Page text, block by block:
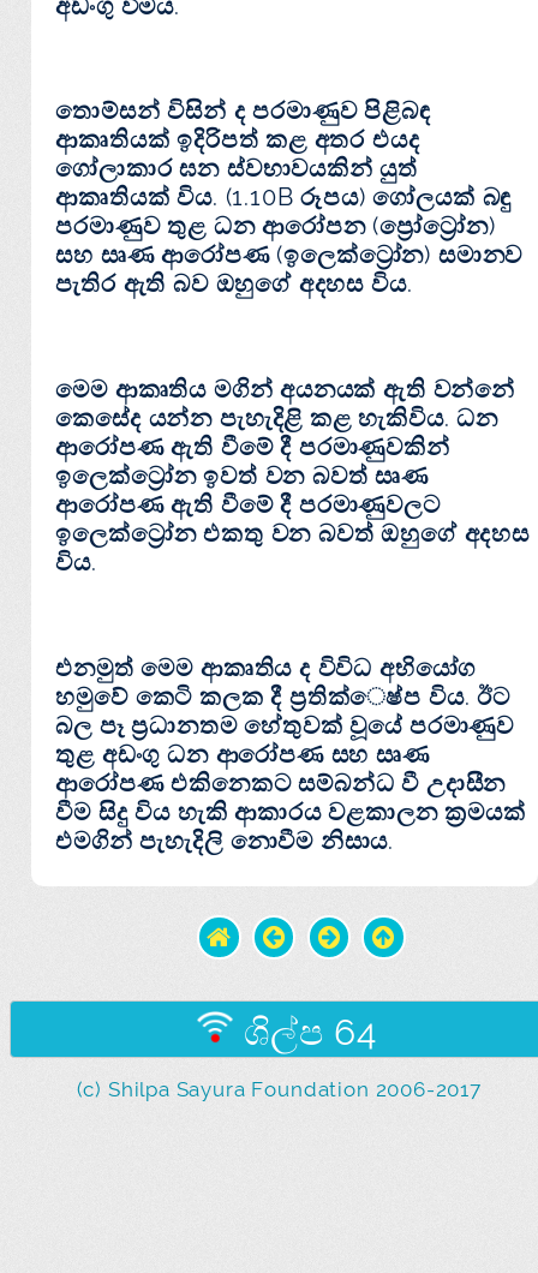
අඩංගු වීමය.
තොම්සන් විසින් ද පරමාණුව පිළිබඳ
ආකෘතියක් ඉදිරිපත් කළ අතර එයද
ගෝලාකාර ඝන ස්වභාවයකින් යුත්
ආකෘතියක් විය. (1.10B රූපය) ගෝලයක් බඳු
පරමාණුව තුළ ධන ආරෝපන (ප්‍රෝට්‍රෝන)
සහ සෘණ ආරෝපණ (ඉලෙක්ට්‍රෝන) සමානව
පැතිර ඇති බව ඔහුගේ අදහස විය.
මෙම ආකෘතිය මගින් අයනයක් ඇති වන්නේ
කෙසේද යන්න පැහැදිළි කළ හැකිවිය. ධන
ආරෝපණ ඇති වීමේ දී පරමාණුවකින්
ඉලෙක්ට්‍රෝන ඉවත් වන බවත් සෘණ
ආරෝපණ ඇති වීමේ දී පරමාණුවලට
ඉලෙක්ට්‍රෝන එකතු වන බවත් ඔහුගේ අදහස
විය.
එනමුත් මෙම ආකෘතිය ද විවිධ අභියෝග
හමුවේ කෙටි කල‍ක දී ප්‍රතික්ෙෂ්ප විය. ඊට
බල පෑ ප්‍රධානතම හේතුවක් වූයේ පරමාණුව
තුළ අඩංගු ධන ආරෝපණ සහ සෘණ
ආරෝපණ එකිනෙකට සම්බන්ධ වී උදාසීන
වීම සිදු විය හැකි ආකාරය වළකාලන ක්‍රමයක්
එමගින් පැහැදිලි නොවීම නිසාය.
ශිල්ප 64
(c) Shilpa Sayura Foundation 2006-2017